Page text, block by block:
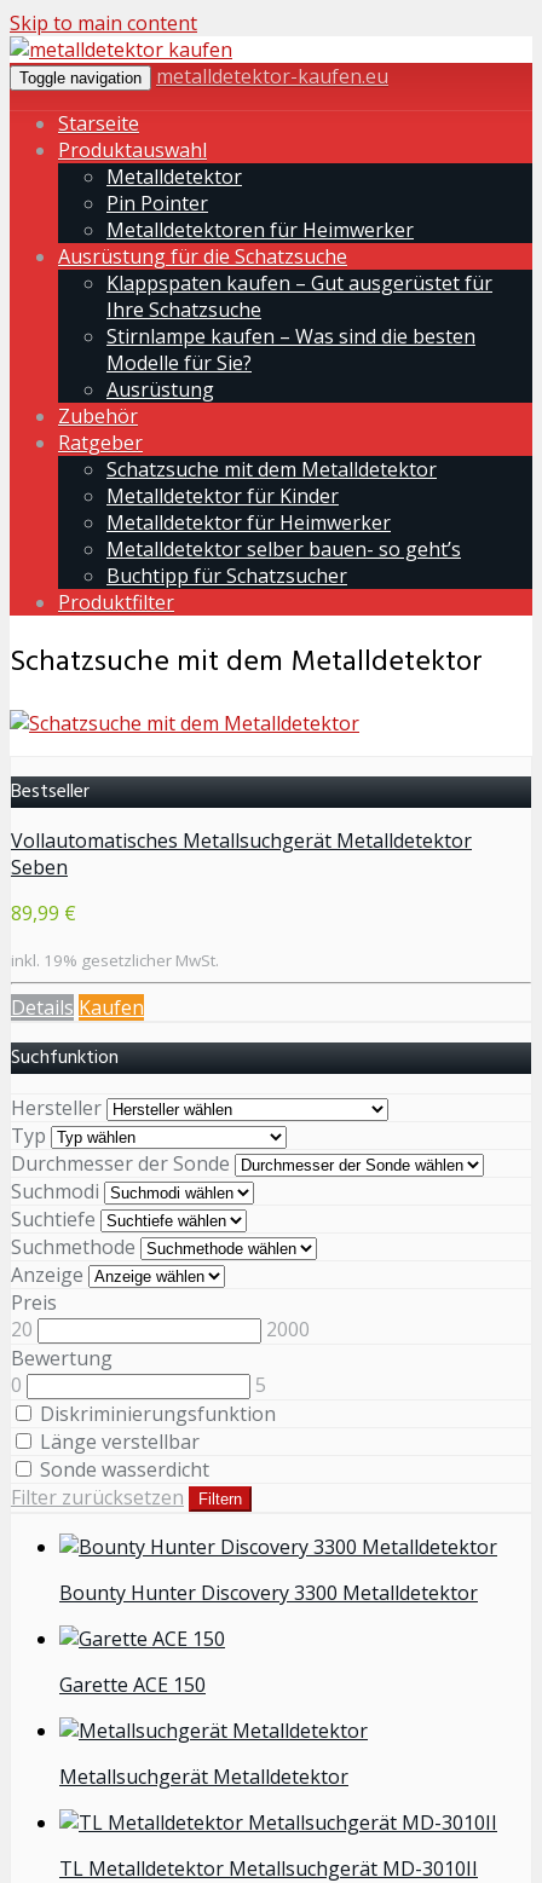
Skip to main content
Toggle navigation
metalldetektor-kaufen.eu
Starseite
Produktauswahl
Metalldetektor
Pin Pointer
Metalldetektoren für Heimwerker
Ausrüstung für die Schatzsuche
Klappspaten kaufen – Gut ausgerüstet für
Ihre Schatzsuche
Stirnlampe kaufen – Was sind die besten
Modelle für Sie?
Ausrüstung
Zubehör
Ratgeber
Schatzsuche mit dem Metalldetektor
Metalldetektor für Kinder
Metalldetektor für Heimwerker
Metalldetektor selber bauen- so geht’s
Buchtipp für Schatzsucher
Produktfilter
Schatzsuche mit dem Metalldetektor
Bestseller
Vollautomatisches Metallsuchgerät Metalldetektor
Seben
89,99 €
inkl. 19% gesetzlicher MwSt.
Details Kaufen
Suchfunktion
Hersteller
Typ
Durchmesser der Sonde
Suchmodi
Suchtiefe
Suchmethode
Anzeige
Preis
20
2000
Bewertung
0
5
Diskriminierungsfunktion
Länge verstellbar
Sonde wasserdicht
Filter zurücksetzen
Filtern
Bounty Hunter Discovery 3300 Metalldetektor
Garette ACE 150
Metallsuchgerät Metalldetektor
TL Metalldetektor Metallsuchgerät MD-3010II